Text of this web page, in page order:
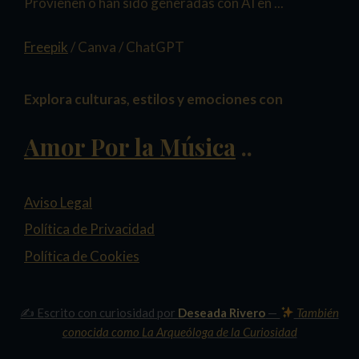
Freepik / Canva / ChatGPT
Explora culturas, estilos y emociones con
Amor Por la Música ..
Aviso Legal
Política de Privacidad
Política de Cookies
✍️ Escrito con curiosidad por Deseada Rivero —
También
conocida como La Arqueóloga de la Curiosidad